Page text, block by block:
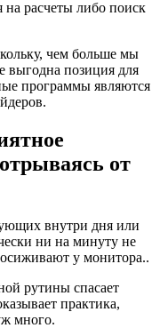
на расчеты либо поиск
чем больше мы
выгодна позиция для
программы являются
от
внутри дня или
ни на минуту не
у монитора..
рутины спасает
практика,
много.